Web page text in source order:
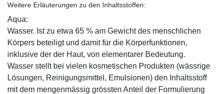
Weitere Erläuterungen zu den Inhaltsstoffen:
Aqua:
Wasser. Ist zu etwa 65 % am Gewicht des menschlichen
Körpers beteiligt und damit für die Körperfunktionen,
inklusive der der Haut, von elementarer Bedeutung.
Wasser stellt bei vielen kosmetischen Produkten (wässrige
Lösungen, Reinigungsmittel, Emulsionen) den Inhaltsstoff
mit dem mengenmässig grössten Anteil der Formulierung